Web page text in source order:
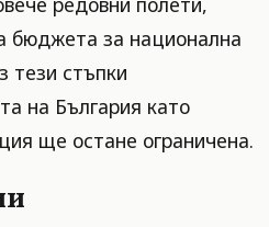
бюджета за национална
тези стъпки
на България като
ще остане ограничена.